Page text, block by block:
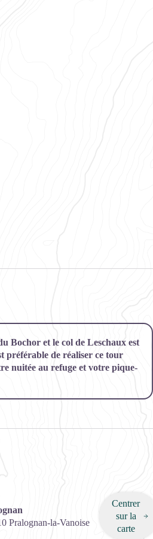
Bochor et le col de Leschaux est
préférable de réaliser ce tour
nuitée au refuge et votre pique-
Pralognan-la-Vanoise
Centrer
sur la
carte